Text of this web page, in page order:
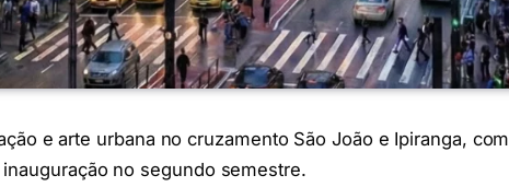
e arte urbana no cruzamento São João e Ipiranga, com
no segundo semestre.